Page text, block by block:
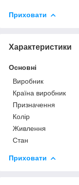
Приховати
Характеристики
Основні
Виробник
Країна виробник
Призначення
Колір
Живлення
Стан
Приховати